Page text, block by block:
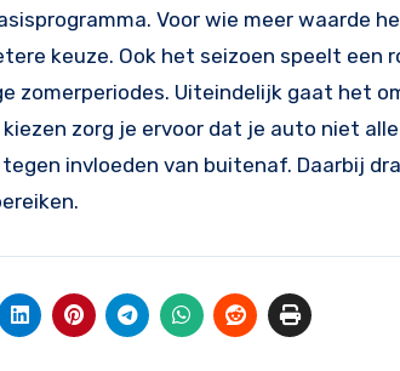
Voor wie meer waarde
keuze. Ook het seizoen speelt een
zomerperiodes. Uiteindelijk gaat het
zorg je ervoor dat je auto niet
invloeden van buitenaf. Daarbij